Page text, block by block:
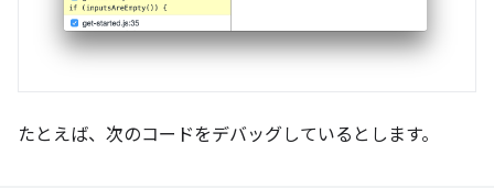
たとえば、次のコードをデバッグしているとします。